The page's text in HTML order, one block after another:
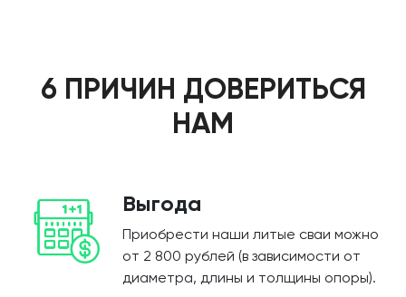
6 ПРИЧИН ДОВЕРИТЬСЯ
НАМ
Выгода
Приобрести наши литые сваи можно
от 2 800 рублей (в зависимости от
диаметра, длины и толщины опоры).